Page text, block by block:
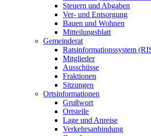
Steuern und Abgaben
Ver- und Entsorgung
Bauen und Wohnen
Mitteilungsblatt
Gemeinderat
Ratsinformationssystem
Mitglieder
Ausschüsse
Fraktionen
Sitzungen
Ortsinformationen
Grußwort
Ortsteile
Lage und Anreise
Verkehrsanbindung